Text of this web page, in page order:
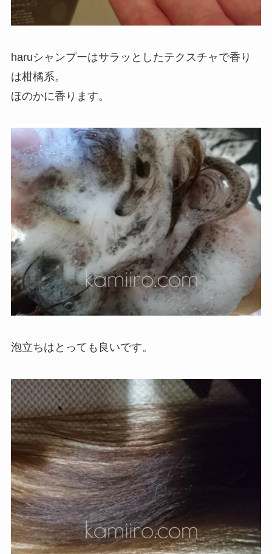
haruシャンプーはサラッとしたテクスチャで香り
は柑橘系。
ほのかに香ります。
泡立ちはとっても良いです。